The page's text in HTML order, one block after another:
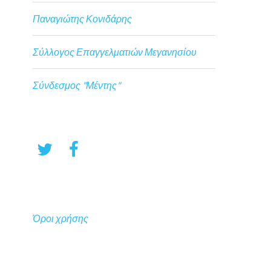
Παναγιώτης Κονιδάρης
Σύλλογος Επαγγελματιών Μεγανησίου
Σύνδεσμος "Μέντης"
Όροι χρήσης